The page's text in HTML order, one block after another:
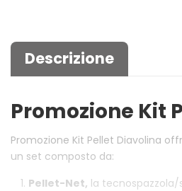
Descrizione
Promozione Kit
Promozione Kit Pellet Diavolina
un set composto da:
Pellet-Net, la